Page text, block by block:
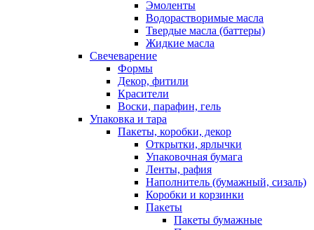
Эмоленты
Водорастворимые масла
Твердые масла (баттеры)
Жидкие масла
Свечеварение
Формы
Декор, фитили
Красители
Воски, парафин, гель
Упаковка и тара
Пакеты, коробки, декор
Открытки, ярлычки
Упаковочная бумага
Ленты, рафия
Наполнитель (бумажный, сизаль)
Коробки и корзинки
Пакеты
Пакеты бумажные